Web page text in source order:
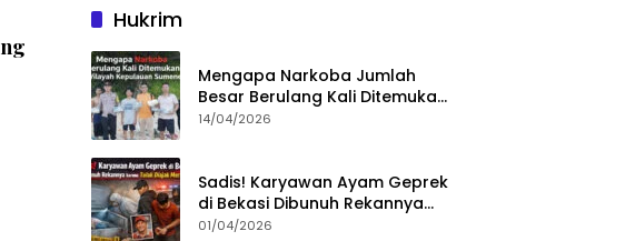
Hukrim
Mengapa Narkoba Jumlah
Besar Berulang Kali Ditemukan
di Wilayah Kepulauan
14/04/2026
Sadis! Karyawan Ayam Geprek
di Bekasi Dibunuh Rekannya
karena Tolak Diajak Merampok
01/04/2026